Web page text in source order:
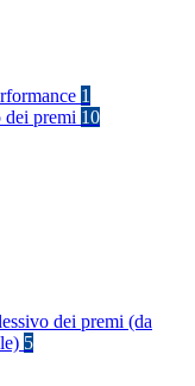
1
dei premi 10
dei premi (da
5